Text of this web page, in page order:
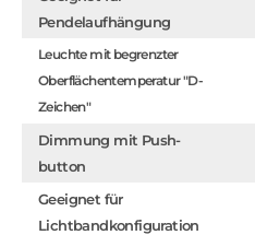
Pendelaufhängung
Leuchte mit begrenzter
Oberflächentemperatur "D-
Zeichen"
Dimmung mit Push-
button
Geeignet für
Lichtbandkonfiguration